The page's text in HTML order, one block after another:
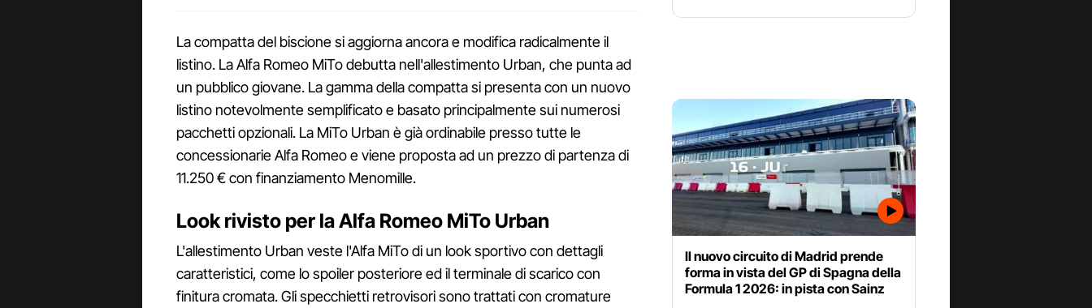
La compatta del biscione si aggiorna ancora e modifica radicalmente il
listino. La Alfa Romeo MiTo debutta nell'allestimento Urban, che punta ad
un pubblico giovane. La gamma della compatta si presenta con un nuovo
listino notevolmente semplificato e basato principalmente sui numerosi
pacchetti opzionali. La MiTo Urban è già ordinabile presso tutte le
concessionarie Alfa Romeo e viene proposta ad un prezzo di partenza di
11.250 € con finanziamento Menomille.
Look rivisto per la Alfa Romeo MiTo Urban
L'allestimento Urban veste l'Alfa MiTo di un look sportivo con dettagli
caratteristici, come lo spoiler posteriore ed il terminale di scarico con
finitura cromata. Gli specchietti retrovisori sono trattati con cromature
Il nuovo circuito di Madrid prende
forma in vista del GP di Spagna della
Formula 1 2026: in pista con Sainz